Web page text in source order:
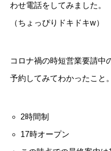
わせ電話をしてみました。
（ちょっぴりドキドキw）
コロナ禍の時短営業要請中
予約してみてわかったこと。
2時間制
17時オープン